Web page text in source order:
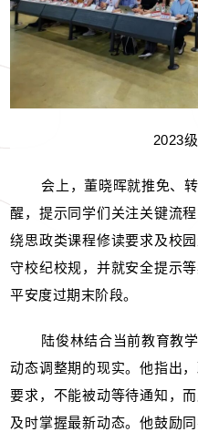
2023
会上，董晓晖就推免、
醒，提示同学们关注关键流
绕思政类课程修读要求及校
守校纪校规，并就安全提示
平安度过期末阶段。
陆俊林结合当前教育教
动态调整期的现实。他指出
要求，不能被动等待通知，
及时掌握最新动态。他鼓励